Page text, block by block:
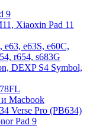
9
Xiaoxin Pad 11
e63S, e60C,
r654, s683G
DEXP S4 Symbol,
и Macbook
Verse Pro (PB634)
Pad 9